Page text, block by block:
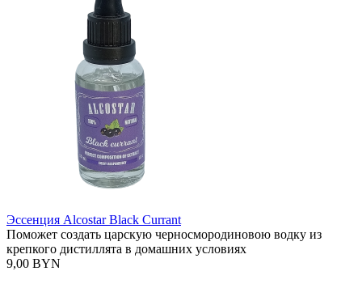
Эссенция Alcostar Black Currant
Поможет создать царскую черносмородиновою водку из
крепкого дистиллята в домашних условиях
9,00 BYN